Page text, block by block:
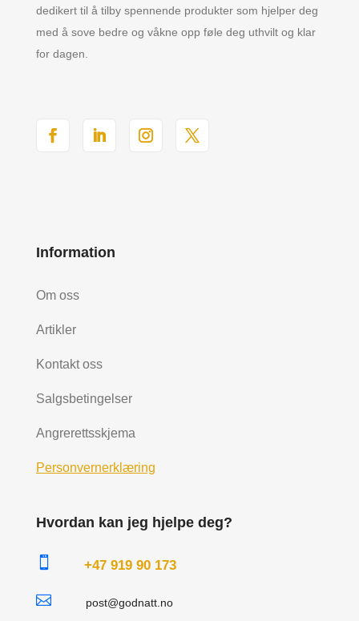
dedikert til å tilby spennende produkter som hjelper deg
med å sove bedre og våkne opp føle deg uthvilt og klar
for dagen.
Information
Om oss
Artikler
Kontakt oss
Salgsbetingelser
Angrerettsskjema
Personvernerklæring
Hvordan kan jeg hjelpe deg?
 +47 919 90 173
 post@godnatt.no